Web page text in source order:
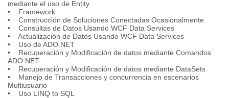
mediante el uso de Entity
• Framework
• Construcción de Soluciones Conectadas Ocasionalmente
• Consultas de Datos Usando WCF Data Services
• Actualización de Datos Usando WCF Data Services
• Uso de ADO.NET
• Recuperación y Modificación de datos mediante Comandos
ADO.NET
• Recuperación y Modificación de datos mediante DataSets
• Manejo de Transacciones y concurrencia en escenarios
Multiusuario
• Uso LINQ to SQL